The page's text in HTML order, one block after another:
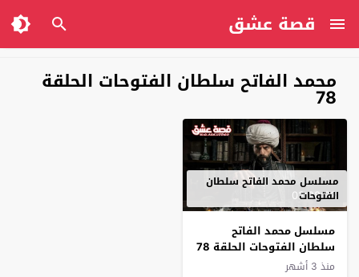
قصة عشق
محمد الفاتح سلطان الفتوحات الحلقة
78
02:28:33
مسلسل محمد الفاتح سلطان
الفتوحات
مسلسل محمد الفاتح
سلطان الفتوحات الحلقة 78
مترجم
منذ 3 أشهر